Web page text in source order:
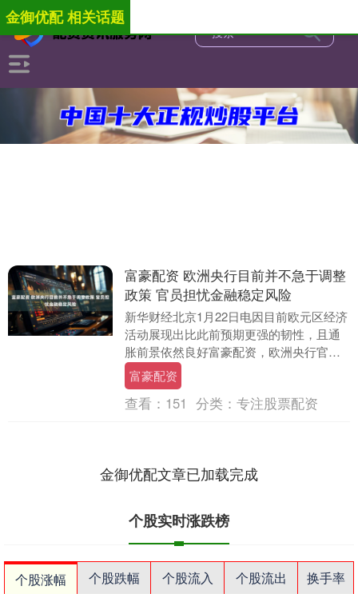
金御优配 相关话题
富豪配资 欧洲央行目前并不急于调整
政策 官员担忧金融稳定风险
新华财经北京1月22日电因目前欧元区经济
活动展现出比此前预期更强的韧性，且通
胀前景依然良好富豪配资，欧洲央行官员
认为，在基准展望下，维持当前利率水平
是一条相当稳....
富豪配资
查看： 151 分类： 专注股票配资
金御优配文章已加载完成
个股实时涨跌榜
个股涨幅 个股跌幅 个股流入 个股流出
换手率